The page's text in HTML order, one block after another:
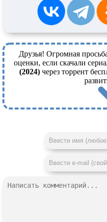
Друзья! Огромная
оценки, если скачали
(2024)через торрент